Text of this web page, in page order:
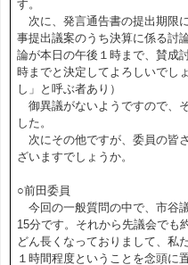
す。
次に、発言通告書の提出期限
事提出議案のうち決算に係る討
論が本日の午後１時まで、賛成
時までと決定してよろしいでし
し」と呼ぶ者あり）
御異議がないようですので、
した。
次にその他ですが、委員の皆
ざいますでしょうか。
○前田委員
今回の一般質問の中で、市谷
15分です。それから先議会でも
どん長くなっておりまして、私
１時間程度ということを念頭に